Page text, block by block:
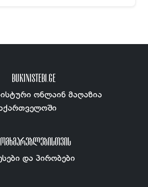
BUKINISTEBI.GE
ონლაინ მაღაზია
და პირობები